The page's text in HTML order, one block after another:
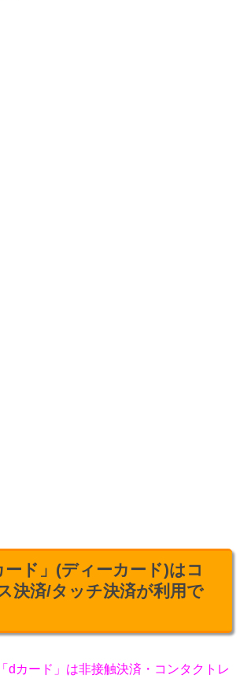
ード」(ディーカード)はコ
決済/タッチ決済が利用で
「dカード」は非接触決済・コンタクトレ